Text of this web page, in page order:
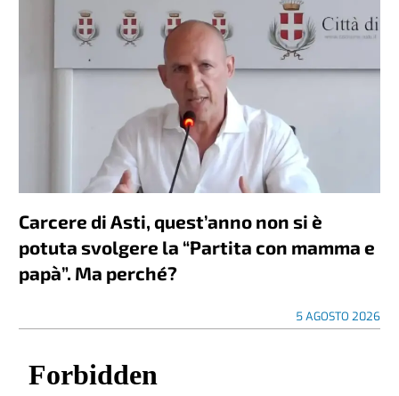
Carcere di Asti, quest’anno non si è
potuta svolgere la “Partita con mamma e
papà”. Ma perché?
5 AGOSTO 2026